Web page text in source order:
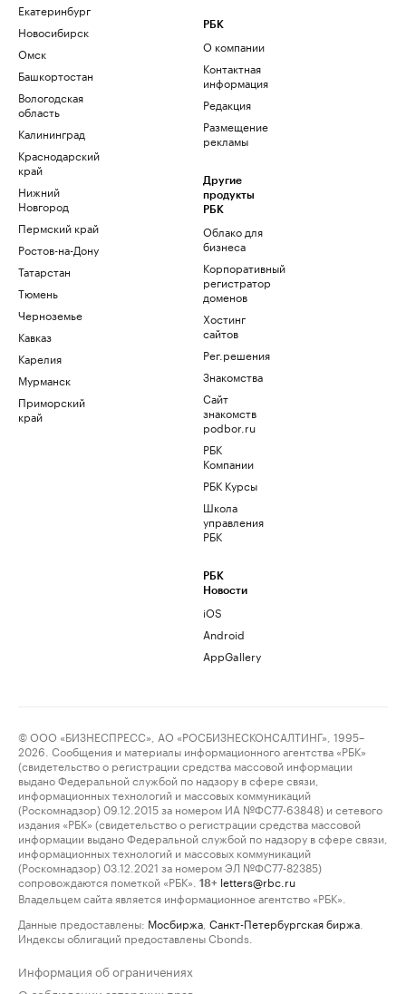
Екатеринбург
Новосибирск
Омск
Башкортостан
Вологодская
область
Калининград
Краснодарский
край
Нижний
Новгород
Пермский край
Ростов-на-Дону
Татарстан
Тюмень
Черноземье
Кавказ
Карелия
Мурманск
Приморский
край
РБК
О компании
Контактная
информация
Редакция
Размещение
рекламы
Другие
продукты
РБК
Облако для
бизнеса
Корпоративный
регистратор
доменов
Хостинг
сайтов
Рег.решения
Знакомства
Сайт
знакомств
podbor.ru
РБК
Компании
РБК Курсы
Школа
управления
РБК
РБК
Новости
iOS
Android
AppGallery
© ООО «БИЗНЕСПРЕСС», АО «РОСБИЗНЕСКОНСАЛТИНГ», 1995–
2026. Сообщения и материалы информационного агентства «РБК»
(свидетельство о регистрации средства массовой информации
выдано Федеральной службой по надзору в сфере связи,
информационных технологий и массовых коммуникаций
(Роскомнадзор) 09.12.2015 за номером ИА №ФС77-63848) и сетевого
издания «РБК» (свидетельство о регистрации средства массовой
информации выдано Федеральной службой по надзору в сфере связи,
информационных технологий и массовых коммуникаций
(Роскомнадзор) 03.12.2021 за номером ЭЛ №ФС77-82385)
сопровождаются пометкой «РБК».
18+ letters@rbc.ru
Владельцем сайта является информационное агентство «РБК».
Данные предоставлены: Мосбиржа Санкт-Петербургская биржа
Индексы облигаций предоставлены Cbonds.
Информация об ограничениях